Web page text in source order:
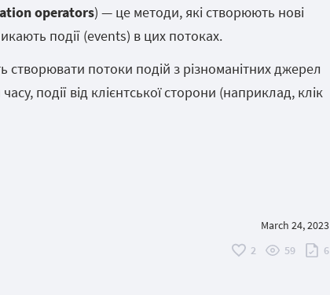
operators) — це методи, які створюють нові
події (events) в цих потоках.
потоки подій з різноманітних джерел
події від клієнтської сторони (наприклад, клік
March 24, 2023
2
59 6